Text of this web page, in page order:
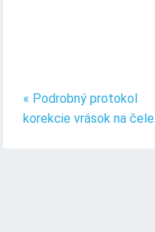
« Podrobný protokol
korekcie vrások na čele